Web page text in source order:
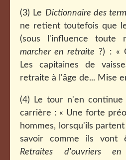
(3) Le Dictionnaire des
ne retient toutefois que
(sous l'influence toute
marcher en retraite ?) : «
Les capitaines de
retraite à l'âge de... Mise
(4) Le tour n'en continue
carrière : « Une forte
hommes, lorsqu'ils
savoir comme ils vont
Retraites d'ouvriers en